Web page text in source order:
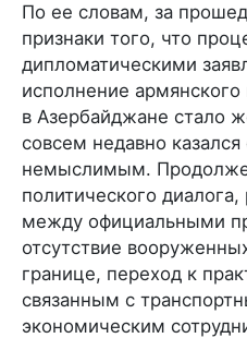
По ее словам, за
признаки того, что
дипломатическими
исполнение
в Азербайджане стало
совсем недавно
немыслимым.
политического
между официальными
отсутствие
границе, переход к
связанным с
экономическим